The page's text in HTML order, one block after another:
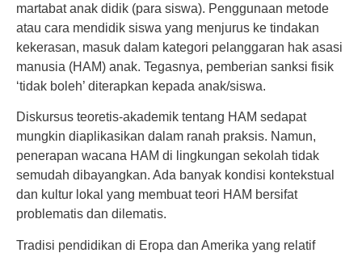
martabat anak didik (para siswa). Penggunaan metode
atau cara mendidik siswa yang menjurus ke tindakan
kekerasan, masuk dalam kategori pelanggaran hak asasi
manusia (HAM) anak. Tegasnya, pemberian sanksi fisik
‘tidak boleh’ diterapkan kepada anak/siswa.
Diskursus teoretis-akademik tentang HAM sedapat
mungkin diaplikasikan dalam ranah praksis. Namun,
penerapan wacana HAM di lingkungan sekolah tidak
semudah dibayangkan. Ada banyak kondisi kontekstual
dan kultur lokal yang membuat teori HAM bersifat
problematis dan dilematis.
Tradisi pendidikan di Eropa dan Amerika yang relatif